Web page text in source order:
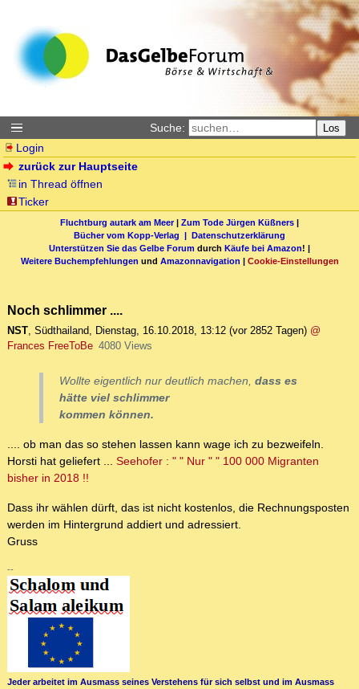
Suche: Los
Login
zurück zur Hauptseite
in Thread öffnen
Ticker
Fluchtburg autark am Meer| Zum Tode Jürgen Küßners |
Bücher vom Kopp-Verlag | Datenschutzerklärung
Unterstützen Sie das Gelbe Forum durch Käufe bei Amazon! |
Weitere Buchempfehlungen und Amazonnavigation | Cookie-Einstellungen
Noch schlimmer ....
NST, Südthailand, Dienstag, 16.10.2018, 13:12 (vor 2852 Tagen) @
Frances FreeToBe 4080 Views
Wollte eigentlich nur deutlich machen, dass es
hätte viel schlimmer
kommen können.
.... ob man das so stehen lassen kann wage ich zu bezweifeln.
Horsti hat geliefert ... Seehofer : " " Nur " " 100 000 Migranten
bisher in 2018 !!
Dass ihr wählen dürft, das ist nicht kostenlos, die Rechnungsposten
werden im Hintergrund addiert und adressiert.
Gruss
--
Jeder arbeitet im Ausmass seines Verstehens für sich selbst und im Ausmass